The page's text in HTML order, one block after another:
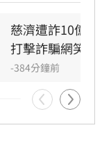
壇熱議，民
台灣四處奔
剩餘庫存，
辛的防疫外
力與不易。
慈濟遭詐10億
打擊詐騙網笑翻
-384分鐘前